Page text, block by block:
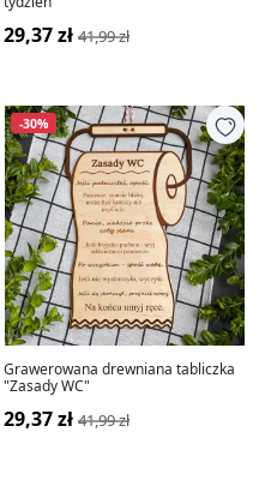
29,37 zł 41,99 zł
-30%
Grawerowana drewniana tabliczka
"Zasady WC"
29,37 zł 41,99 zł